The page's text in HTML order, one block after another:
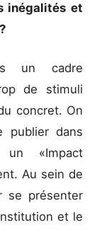
inégalités et
un cadre
de stimuli
concret. On
publier dans
«Impact
Au sein de
se présenter
et le